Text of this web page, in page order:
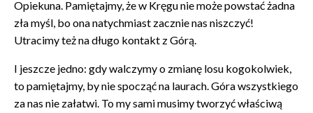
Opiekuna. Pamiętajmy, że w Kręgu nie może powstać żadna
zła myśl, bo ona natychmiast zacznie nas niszczyć!
Utracimy też na długo kontakt z Górą.
I jeszcze jedno: gdy walczymy o zmianę losu kogokolwiek,
to pamiętajmy, by nie spocząć na laurach. Góra wszystkiego
za nas nie załatwi. To my sami musimy tworzyć właściwą